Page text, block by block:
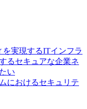
実現するITインフラ
るセキュアな企業ネ
い
におけるセキュリテ